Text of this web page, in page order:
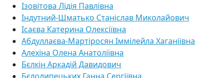
Ізовітова Лідія Павлівна
Індутний-Шматько Станіслав Миколайович
Ісаєва Катерина Олексіївна
Абдуллаєва-Мартіросян Іммілейла Хаганіївна
Алехіна Олена Анатоліївна
Бєлкін Аркадій Давидович